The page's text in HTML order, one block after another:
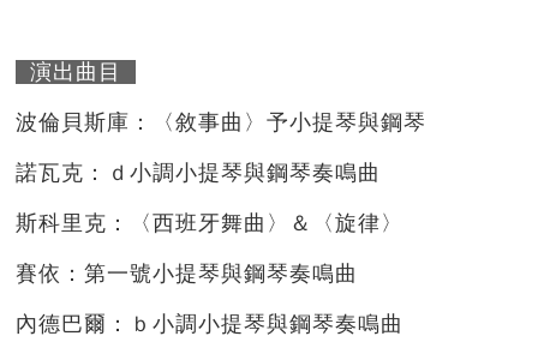
演出曲目
波倫貝斯庫：〈敘事曲〉予小提琴與鋼琴
諾瓦克：ｄ小調小提琴與鋼琴奏鳴曲
斯科里克：〈西班牙舞曲〉＆〈旋律〉
賽依：第一號小提琴與鋼琴奏鳴曲
內德巴爾：ｂ小調小提琴與鋼琴奏鳴曲